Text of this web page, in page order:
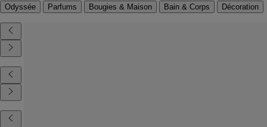
Odyssée Parfums Bougies & Maison Bain & Corps Décoration